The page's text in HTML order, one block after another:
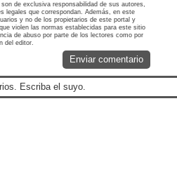
de exclusiva responsabilidad de sus autores,
legales que correspondan. Además, en este
y no de los propietarios de este portal y
violen las normas establecidas para este sitio
de abuso por parte de los lectores como por
del editor.
Enviar comentario
Escriba el suyo.